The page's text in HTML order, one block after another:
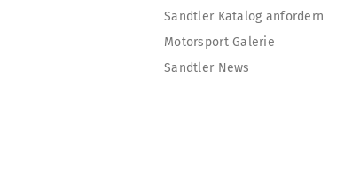
Sandtler Katalog anfordern
Motorsport Galerie
Sandtler News